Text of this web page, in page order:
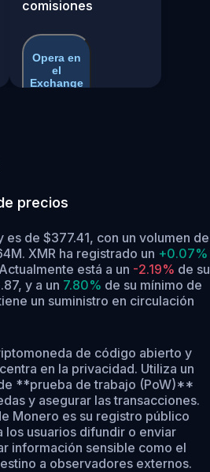
comisiones
Opera en
el
Exchange
precios
de $377.41, con un volumen de
XMR ha registrado un +0.07%
Actualmente está a un -2.19% de su
y a un 7.80% de su mínimo de
un suministro en circulación
de código abierto y
en la privacidad. Utiliza un
**prueba de trabajo (PoW)**
y asegurar las transacciones.
Monero es su registro público
usuarios difundir o enviar
información sensible como el
a observadores externos.